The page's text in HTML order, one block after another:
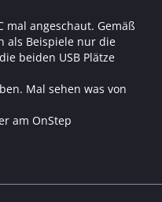
mal angeschaut. Gemäß
als Beispiele nur die
beiden USB Plätze
Mal sehen was von
am OnStep